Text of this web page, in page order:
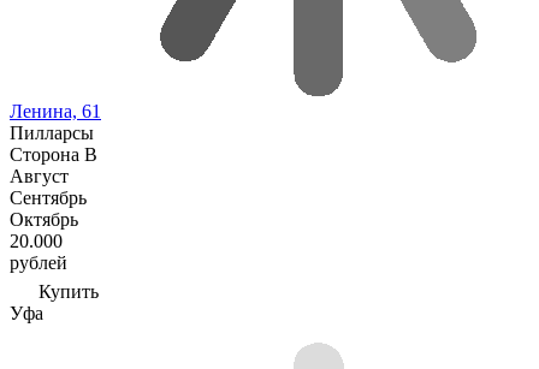
Ленина, 61
Пилларсы
Сторона В
Август
Сентябрь
Октябрь
20.000
рублей
Купить
Уфа